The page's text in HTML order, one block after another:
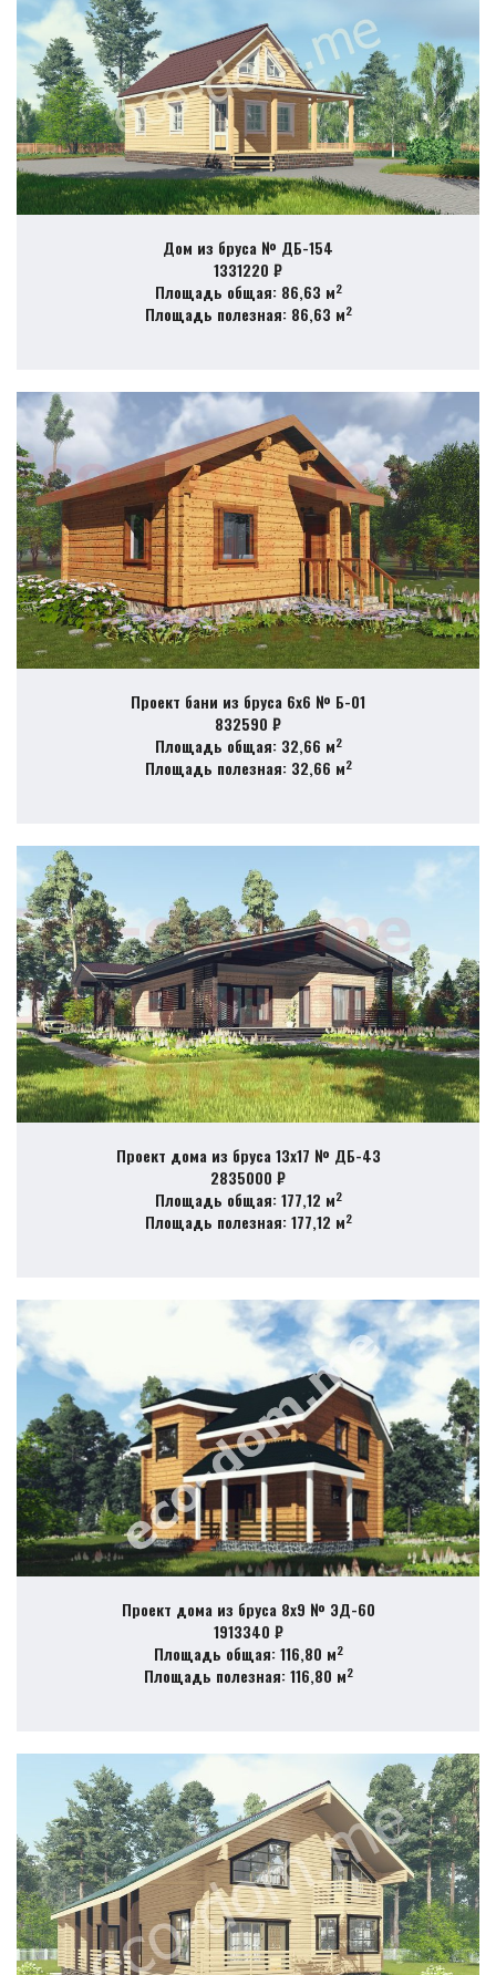
Дом из бруса № ДБ-154
1331220 ₽
Площадь общая: 86,63 м2
Площадь полезная: 86,63 м2
Проект бани из бруса 6х6 № Б-01
832590 ₽
Площадь общая: 32,66 м2
Площадь полезная: 32,66 м2
Проект дома из бруса 13х17 № ДБ-43
2835000 ₽
Площадь общая: 177,12 м2
Площадь полезная: 177,12 м2
Проект дома из бруса 8х9 № ЭД-60
1913340 ₽
Площадь общая: 116,80 м2
Площадь полезная: 116,80 м2